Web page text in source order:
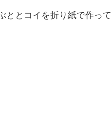
ととコイを折り紙で作って